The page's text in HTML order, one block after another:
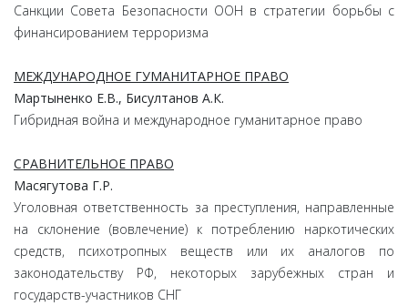
Санкции Совета Безопасности ООН в стратегии борьбы с
финансированием терроризма
МЕЖДУНАРОДНОЕ ГУМАНИТАРНОЕ ПРАВО
Мартыненко Е.В., Бисултанов А.К.
Гибридная война и международное гуманитарное право
СРАВНИТЕЛЬНОЕ ПРАВО
Масягутова Г.Р.
Уголовная ответственность за преступления, направленные
на склонение (вовлечение) к потреблению наркотических
средств, психотропных веществ или их аналогов по
законодательству РФ, некоторых зарубежных стран и
государств-участников СНГ